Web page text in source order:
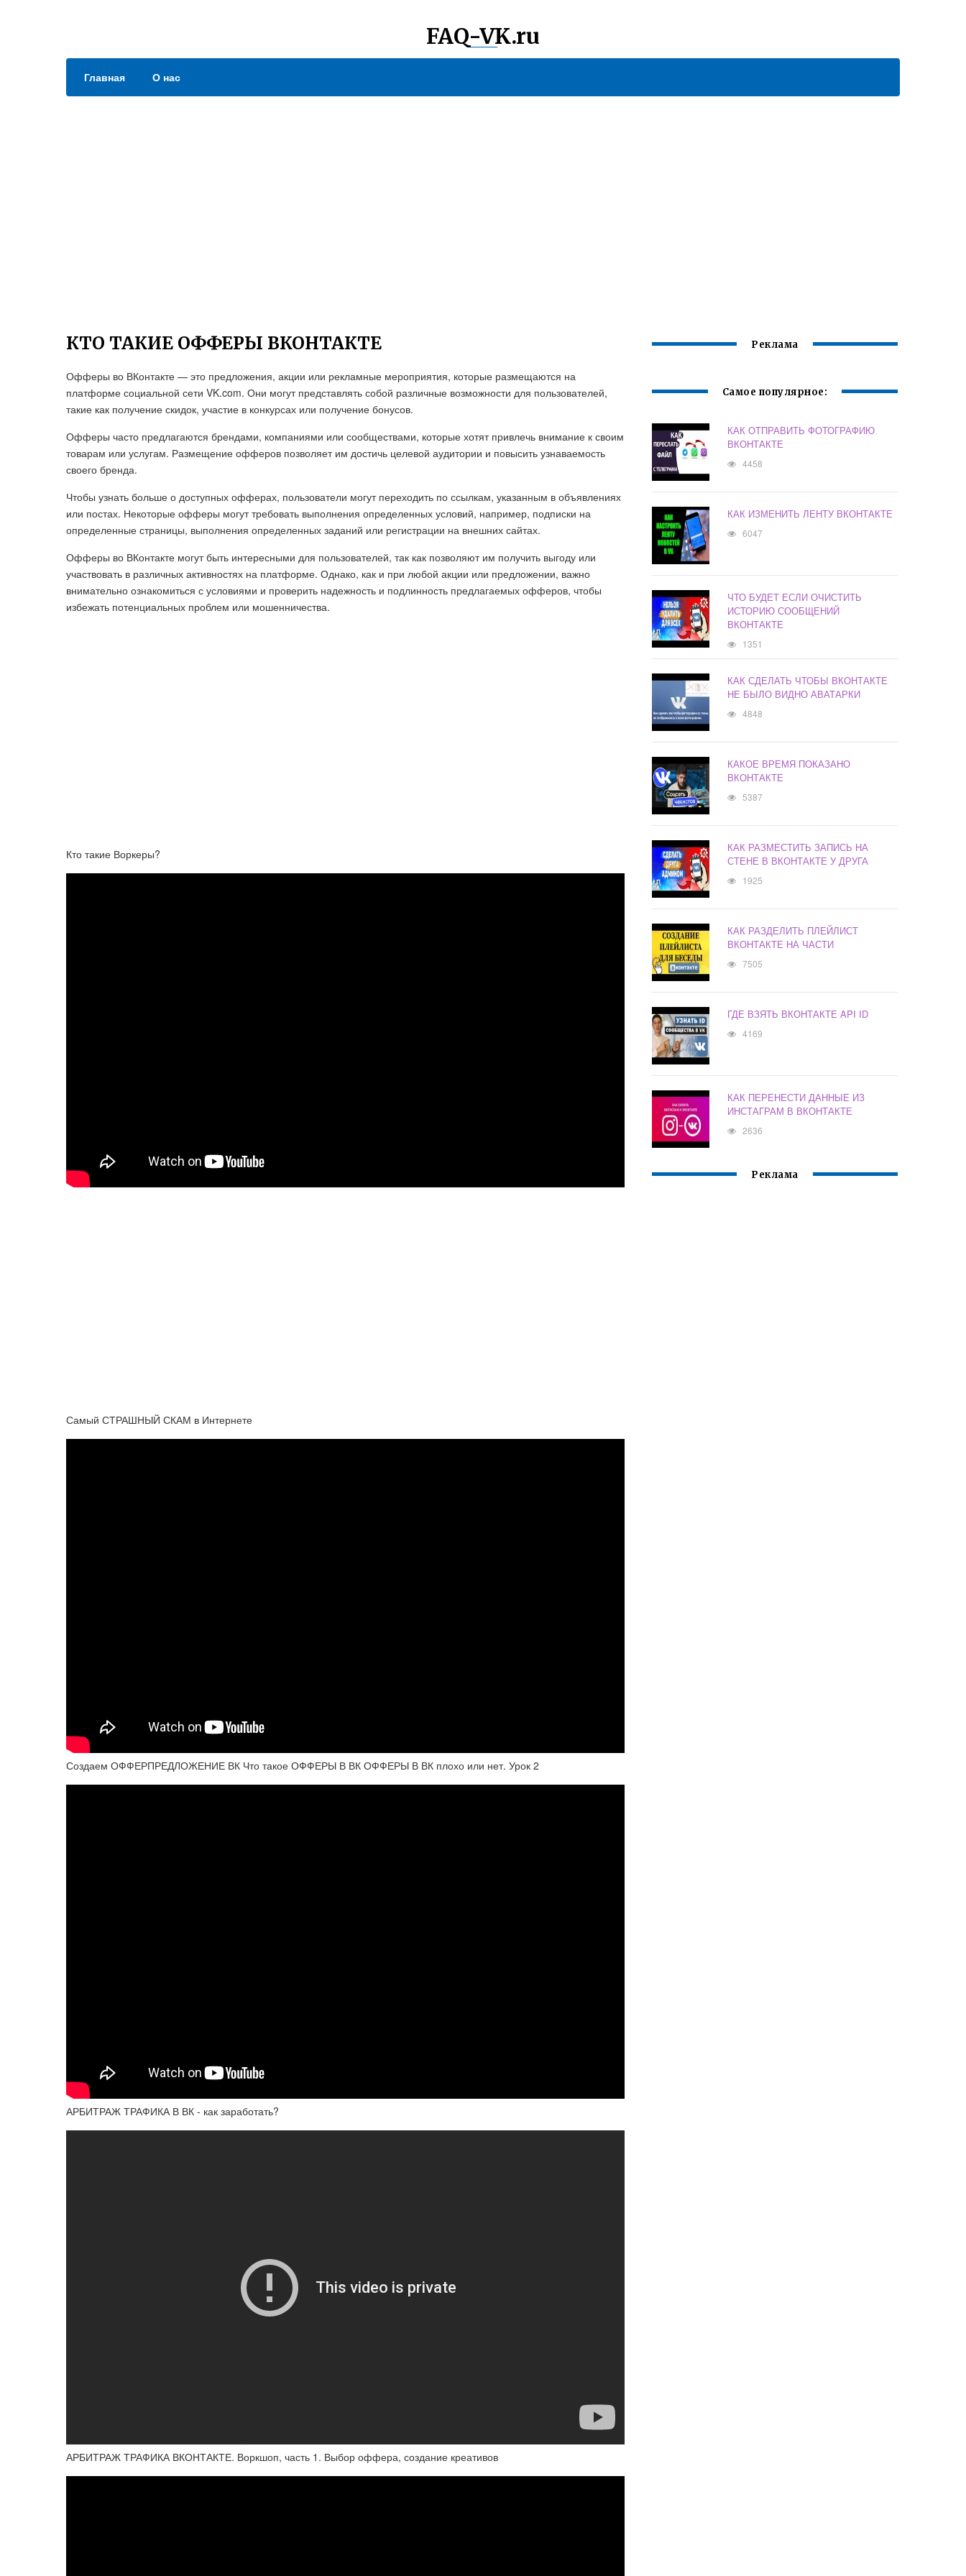
FAQ-VK.ru
Главная О нас
КТО ТАКИЕ ОФФЕРЫ ВКОНТАКТЕ
Офферы во ВКонтакте — это предложения, акции или рекламные мероприятия, которые размещаются на
платформе социальной сети VK.com. Они могут представлять собой различные возможности для пользователей,
такие как получение скидок, участие в конкурсах или получение бонусов.
Офферы часто предлагаются брендами, компаниями или сообществами, которые хотят привлечь внимание к своим
товарам или услугам. Размещение офферов позволяет им достичь целевой аудитории и повысить узнаваемость
своего бренда.
Чтобы узнать больше о доступных офферах, пользователи могут переходить по ссылкам, указанным в объявлениях
или постах. Некоторые офферы могут требовать выполнения определенных условий, например, подписки на
определенные страницы, выполнения определенных заданий или регистрации на внешних сайтах.
Офферы во ВКонтакте могут быть интересными для пользователей, так как позволяют им получить выгоду или
участвовать в различных активностях на платформе. Однако, как и при любой акции или предложении, важно
внимательно ознакомиться с условиями и проверить надежность и подлинность предлагаемых офферов, чтобы
избежать потенциальных проблем или мошенничества.
Кто такие Воркеры?
Самый СТРАШНЫЙ СКАМ в Интернете
Создаем ОФФЕРПРЕДЛОЖЕНИЕ ВК Что такое ОФФЕРЫ В ВК ОФФЕРЫ В ВК плохо или нет. Урок 2
АРБИТРАЖ ТРАФИКА В ВК - как заработать?
АРБИТРАЖ ТРАФИКА ВКОНТАКТЕ. Воркшоп, часть 1. Выбор оффера, создание креативов
Реклама
Самое популярное:
КАК ОТПРАВИТЬ ФОТОГРАФИЮ
ВКОНТАКТЕ
4458
КАК ИЗМЕНИТЬ ЛЕНТУ ВКОНТАКТЕ
6047
ЧТО БУДЕТ ЕСЛИ ОЧИСТИТЬ
ИСТОРИЮ СООБЩЕНИЙ
ВКОНТАКТЕ
1351
КАК СДЕЛАТЬ ЧТОБЫ ВКОНТАКТЕ
НЕ БЫЛО ВИДНО АВАТАРКИ
4848
КАКОЕ ВРЕМЯ ПОКАЗАНО
ВКОНТАКТЕ
5387
КАК РАЗМЕСТИТЬ ЗАПИСЬ НА
СТЕНЕ В ВКОНТАКТЕ У ДРУГА
1925
КАК РАЗДЕЛИТЬ ПЛЕЙЛИСТ
ВКОНТАКТЕ НА ЧАСТИ
7505
ГДЕ ВЗЯТЬ ВКОНТАКТЕ API ID
4169
КАК ПЕРЕНЕСТИ ДАННЫЕ ИЗ
ИНСТАГРАМ В ВКОНТАКТЕ
2636
Реклама